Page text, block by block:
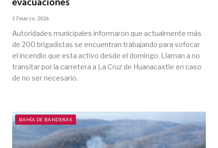
17 marzo, 2026
Autoridades municipales informaron que actualmente más
de 200 brigadistas se encuentran trabajando para sofocar
el incendio que esta activo desde el domingo. Llaman a no
transitar por la carretera a La Cruz de Huanacaxtle en caso
de no ser necesario.
BAHÍA DE BANDERAS